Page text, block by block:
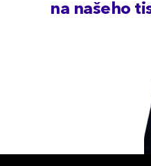
na našeho